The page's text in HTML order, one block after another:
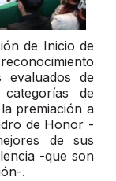
de Inicio de
de
de
premiación a
de Honor -
de sus
-que son
.